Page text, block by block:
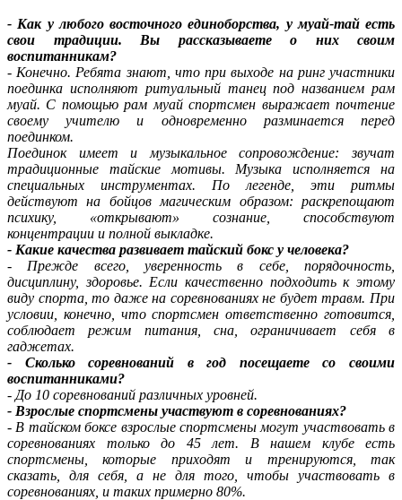
- Как у любого восточного единоборства, у муай-тай есть
свои традиции. Вы рассказываете о них своим
воспитанникам?
- Конечно. Ребята знают, что при выходе на ринг участники
поединка исполняют ритуальный танец под названием рам
муай. С помощью рам муай спортсмен выражает почтение
своему учителю и одновременно разминается перед
поединком.
Поединок имеет и музыкальное сопровождение: звучат
традиционные тайские мотивы. Музыка исполняется на
специальных инструментах. По легенде, эти ритмы
действуют на бойцов магическим образом: раскрепощают
психику, «открывают» сознание, способствуют
концентрации и полной выкладке.
- Какие качества развивает тайский бокс у человека?
- Прежде всего, уверенность в себе, порядочность,
дисциплину, здоровье. Если качественно подходить к этому
виду спорта, то даже на соревнованиях не будет травм. При
условии, конечно, что спортсмен ответственно готовится,
соблюдает режим питания, сна, ограничивает себя в
гаджетах.
- Сколько соревнований в год посещаете со своими
воспитанниками?
- До 10 соревнований различных уровней.
- Взрослые спортсмены участвуют в соревнованиях?
- В тайском боксе взрослые спортсмены могут участвовать в
соревнованиях только до 45 лет. В нашем клубе есть
спортсмены, которые приходят и тренируются, так
сказать, для себя, а не для того, чтобы участвовать в
соревнованиях, и таких примерно 80%.